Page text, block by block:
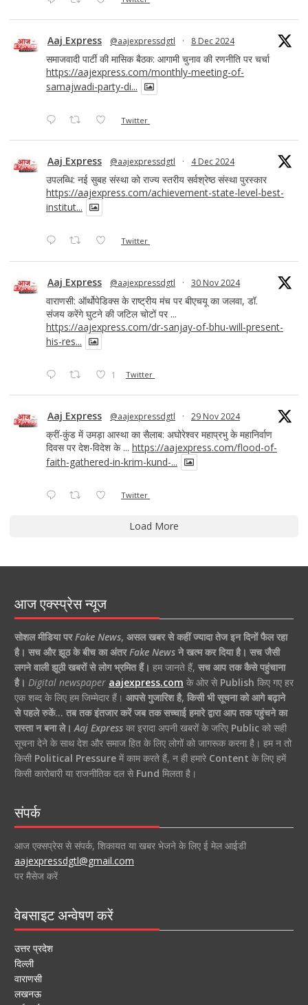
Aaj Express @aajexpressdgtl · 8 Dec 2024
समाजवादी पार्टी की मासिक बैठक: आगामी चुनाव की रणनीति पर चर्चा
https://aajexpress.com/monthly-meeting-of-
samajwadi-party-di...
Twitter
Aaj Express @aajexpressdgtl · 4 Dec 2024
उपलब्धि: नई सुबह संस्था को राज्य स्तरीय सर्वश्रेष्ठ संस्था पुरस्कार
https://aajexpress.com/achievement-state-level-best-
institut...
Twitter
Aaj Express @aajexpressdgtl · 30 Nov 2024
वाराणसी: ऑर्थोपेडिक्स के राष्ट्रीय मंच पर बीएचयू का जलवा, डॉ.
संजय करेंगे घुटने की जटिल चोटों पर ...
https://aajexpress.com/dr-sanjay-of-bhu-will-present-
his-res...
1 Twitter
Aaj Express @aajexpressdgtl · 29 Nov 2024
क्रीं-कुंड में उमड़ा आस्था का सैलाब: अघोरेश्वर महाप्रभु के महानिर्वाण
दिवस पर देश-विदेश के ... https://aajexpress.com/flood-of-
faith-gathered-in-krim-kund-...
Twitter
Load More
आज एक्स्प्रेस न्यूज
सोशल मीडिया परFake News, असल खबर से कहीं ज्यादा तेज इन दिनों फैल रहा
है। सच और झूठ के बीच का अंतरFake Newsने खत्म कर दिया है। सच जैसी
लगने वाली झूठी खबरों से लोग भ्रमित हैं। हम जानते हैं, सच आप तक कैसे पहुंचाना
है। Digital newspaper aajexpress.com के ओर से Publish किए गए हर
एक शब्द के लिए हम जिम्मेदार हैं। आपसे गुजारिश है, किसी भी सूचना को आगे बढ़ाने
से पहले रुकें… तब तक इंतजार करें जब तक सच्चाई हमारे द्वारा आप तक पहुंचने का
रास्ता न बना ले। Aaj Expressका इरादा अपनी खबरों के जरिए Publicको सही
सूचना देने के साथ देश और समाज हित के लिए लोगों को जागरूक करना है। हम न तो
किसी Political Pressureमें काम करते हैं, न ही हमारे Content के लिए हमें
किसी कारोबारी या राजनीतिक दल से Fund मिलता है।
संपर्क
आज एक्सप्रेस से संपर्क, शिकायत या खबर भेजने के लिए ई मेल आईडी
aajexpressdgtl@gmail.com
पर मैसेज करें
वेबसाइट अन्वेषण करें
उत्तर प्रदेश
दिल्ली
वाराणसी
लखनऊ